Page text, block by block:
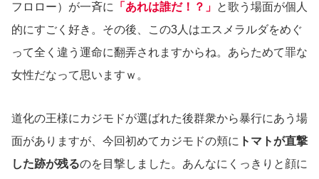
フロロー）が一斉に
「あれは誰だ！？」 と歌う場面が個人
的にすごく好き。その後、この3人はエスメラルダをめぐ
って全く違う運命に翻弄されますからね。あらためて罪な
女性だなって思いますｗ。
道化の王様にカジモドが選ばれた後群衆から暴行にあう場
面がありますが、今回初めてカジモドの頬に トマトが直撃
した跡が残るのを目撃しました。あんなにくっきりと顔に